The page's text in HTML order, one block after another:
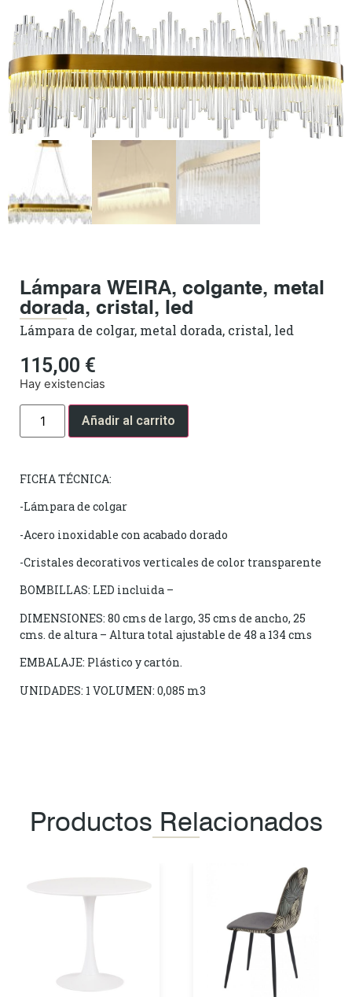
Lámpara WEIRA, colgante, metal
dorada, cristal, led
Lámpara de colgar, metal dorada, cristal, led
115,00 €
Hay existencias
Añadir al carrito
FICHA TÉCNICA:
-Lámpara de colgar
-Acero inoxidable con acabado dorado
-Cristales decorativos verticales de color transparente
BOMBILLAS: LED incluida –
DIMENSIONES: 80 cms de largo, 35 cms de ancho, 25
cms. de altura – Altura total ajustable de 48 a 134 cms
EMBALAJE: Plástico y cartón.
UNIDADES: 1 VOLUMEN: 0,085 m3
Productos Relacionados